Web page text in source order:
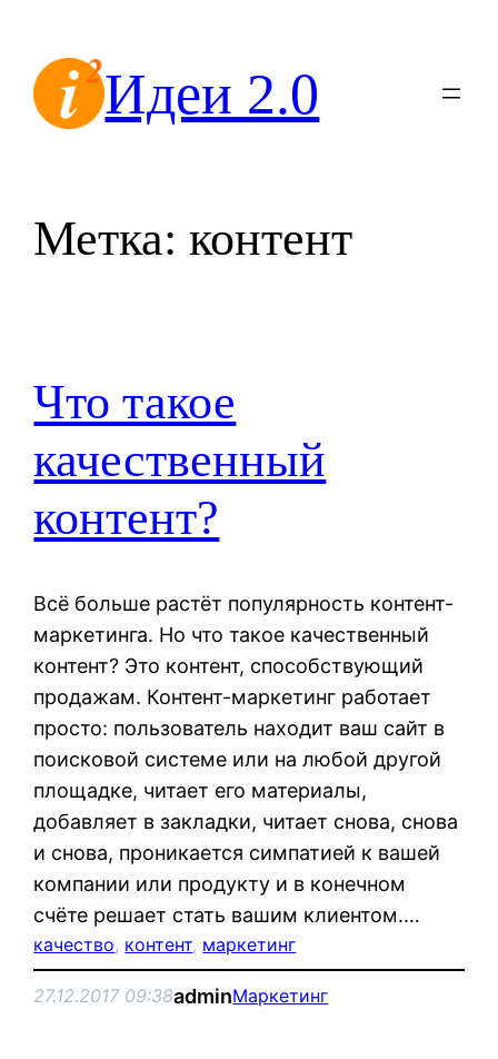
содержимомуИдеи 2.0
Метка:контент
Что такое
качественный
контент?
Всё больше растёт популярность контент-
маркетинга. Но что такое качественный
контент? Это контент, способствующий
продажам. Контент-маркетинг работает
просто: пользователь находит ваш сайт в
поисковой системе или на любой другой
площадке, читает его материалы,
добавляет в закладки, читает снова, снова
и снова, проникается симпатией к вашей
компании или продукту и в конечном
счёте решает стать вашим клиентом.…
качество, контент, маркетинг
27.12.2017 09:38adminМаркетинг